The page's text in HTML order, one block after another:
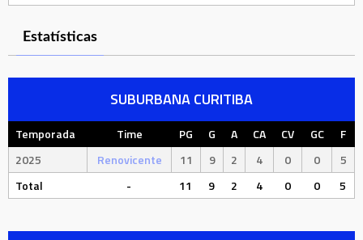
Estatísticas
SUBURBANA CURITIBA
Temporada Time PG G A CA CV GC
F
2025
Renovicente 11 9 2 4 0 0
5
Total
- 11 9 2 4 0 0 5